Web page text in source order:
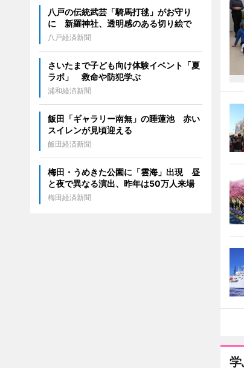
八戸の伝統武芸「騎馬打毬」がお守り
に 新羅神社、透明感のある切り絵で
八戸経済新聞
さいたまで子ども向け体験イベント「夏
ラボ」 救命や防犯学ぶ
浦和経済新聞
飯田「ギャラリー南無」の睡蓮池 赤い
スイレンが見頃迎える
飯田経済新聞
梅田・うめきた公園に「雲海」出現 昼
と夜で異なる演出、昨年は50万人来場
梅田経済新聞